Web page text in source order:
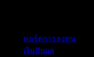
พอร์ตการลงทุน
เงินปันผล